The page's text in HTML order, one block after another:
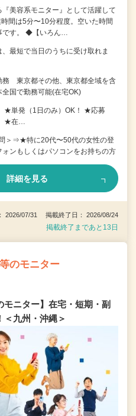
美容系モニター』として活躍して
間は5分〜10分程度。空いた時間
です。 ◆【いろん…
最短で当日のうちに受け取れま
東京都その他、東京都全域を含
国で勤務可能(在宅OK)
★単発（1日のみ）OK！ ★応募
★在…
＞⇒★特に20代〜50代の女性の登
もしくはパソコンをお持ちの方
詳細を見る
2026/07/31 掲載終了日： 2026/08/24
掲載終了まであと13日
のモニター
モニター】在宅・短期・副
九州・沖縄＞